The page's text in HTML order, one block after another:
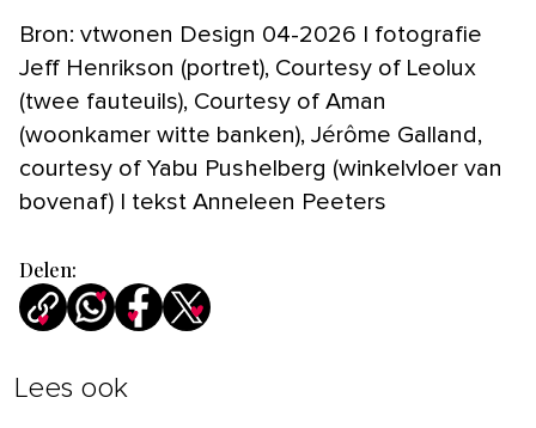
Bron: vtwonen Design 04-2026 | fotografie
Jeff Henrikson (portret), Courtesy of Leolux
(twee fauteuils), Courtesy of Aman
(woonkamer witte banken), Jérôme Galland,
courtesy of Yabu Pushelberg (winkelvloer van
bovenaf) | tekst Anneleen Peeters
Delen:
Lees ook